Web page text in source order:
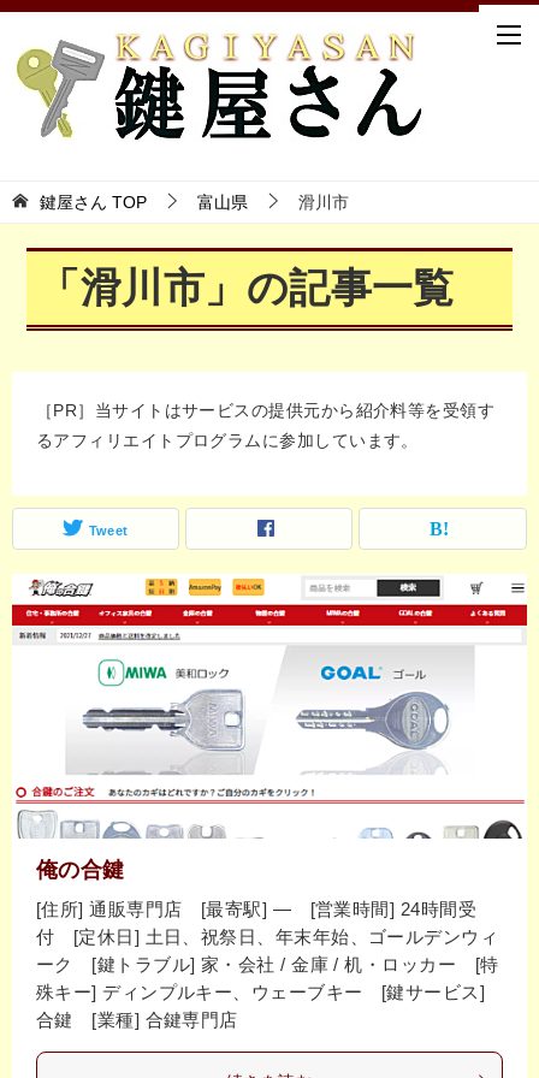
鍵屋さん TOP 富山県 滑川市
「滑川市」の記事一覧
［PR］当サイトはサービスの提供元から紹介料等を受領す
るアフィリエイトプログラムに参加しています。
Tweet
俺の合鍵
[住所] 通販専門店 [最寄駅] ― [営業時間] 24時間受
付 [定休日] 土日、祝祭日、年末年始、ゴールデンウィ
ーク [鍵トラブル] 家・会社 / 金庫 / 机・ロッカー [特
殊キー] ディンプルキー、ウェーブキー [鍵サービス]
合鍵 [業種] 合鍵専門店